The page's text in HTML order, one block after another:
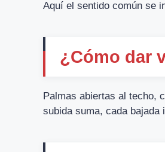
Aquí el sentido común se
¿Cómo dar
Palmas abiertas al techo,
subida suma, cada